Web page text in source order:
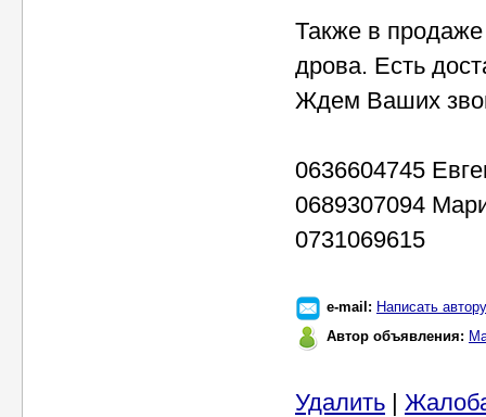
Также в
дрова. Есть
Ждем Ваших
0636604745
0689307094
0731069615
e-mail: Написать автору
Автор объявления:
Удалить |